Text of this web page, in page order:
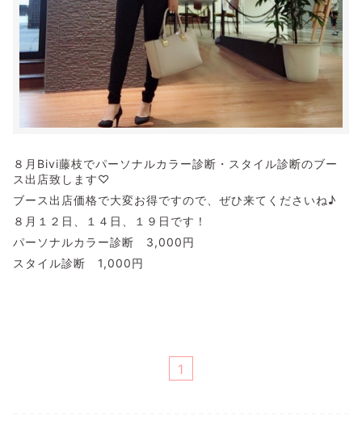
８月Bivi藤枝でパーソナルカラー診断・スタイル診断のブー
ス出店致します♡
ブース出店価格で大変お得ですので、ぜひ来てくださいね♪
８月１２日、１４日、１９日です！
パーソナルカラー診断 3,000円
スタイル診断 1,000円
1